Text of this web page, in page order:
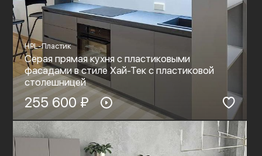
HPL-Пластик
Серая прямая кухня с пластиковыми
фасадами в стиле Хай-Тек с пластиковой
столешницей
255 600 ₽